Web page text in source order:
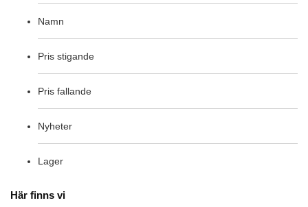
Namn
Pris stigande
Pris fallande
Nyheter
Lager
Här finns vi